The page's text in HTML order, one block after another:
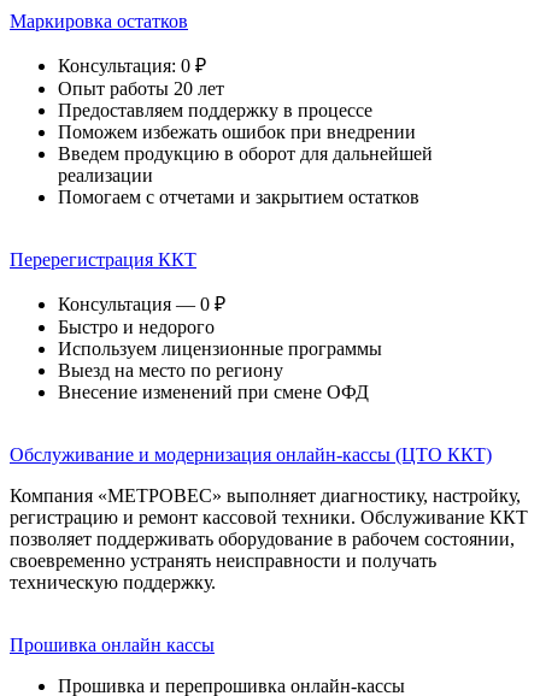
Маркировка остатков
Консультация: 0 ₽
Опыт работы 20 лет
Предоставляем поддержку в процессе
Поможем избежать ошибок при внедрении
Введем продукцию в оборот для дальнейшей
реализации
Помогаем с отчетами и закрытием остатков
Перерегистрация ККТ
Консультация — 0 ₽
Быстро и недорого
Используем лицензионные программы
Выезд на место по региону
Внесение изменений при смене ОФД
Обслуживание и модернизация онлайн-кассы (ЦТО ККТ)
Компания «МЕТРОВЕС» выполняет диагностику, настройку,
регистрацию и ремонт кассовой техники. Обслуживание ККТ
позволяет поддерживать оборудование в рабочем состоянии,
своевременно устранять неисправности и получать
техническую поддержку.
Прошивка онлайн кассы
Прошивка и перепрошивка онлайн-кассы